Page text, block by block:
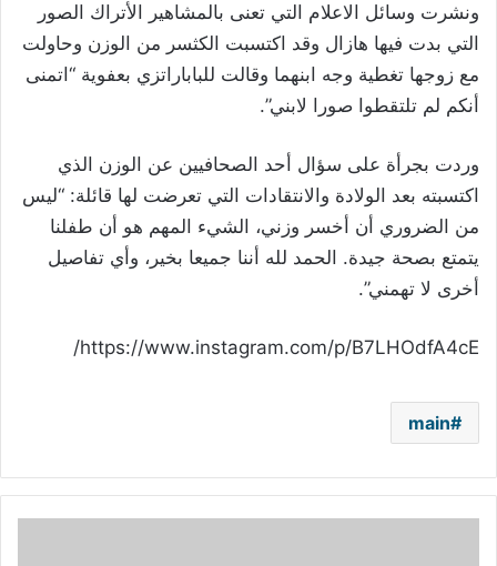
ونشرت وسائل الاعلام التي تعنى بالمشاهير الأتراك الصور
التي بدت فيها هازال وقد اكتسبت الكثسر من الوزن وحاولت
مع زوجها تغطية وجه ابنهما وقالت للباباراتزي بعفوية “اتمنى
أنكم لم تلتقطوا صورا لابني”.
وردت بجرأة على سؤال أحد الصحافيين عن الوزن الذي
اكتسبته بعد الولادة والانتقادات التي تعرضت لها قائلة: “ليس
من الضروري أن أخسر وزني، الشيء المهم هو أن طفلنا
يتمتع بصحة جيدة. الحمد لله أننا جميعا بخير، وأي تفاصيل
أخرى لا تهمني”.
https://www.instagram.com/p/B7LHOdfA4cE/
main